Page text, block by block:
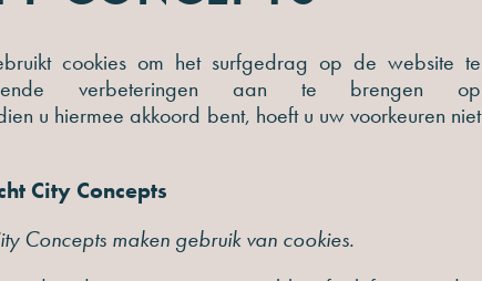
cookies om het surfgedrag op de website te
verbeteringen aan te brengen op
u hiermee akkoord bent, hoeft u uw voorkeuren niet
City Concepts
Concepts maken gebruik van cookies.